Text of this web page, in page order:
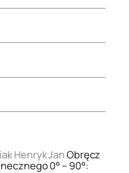
Henryk JanObręcz
0° – 90°: